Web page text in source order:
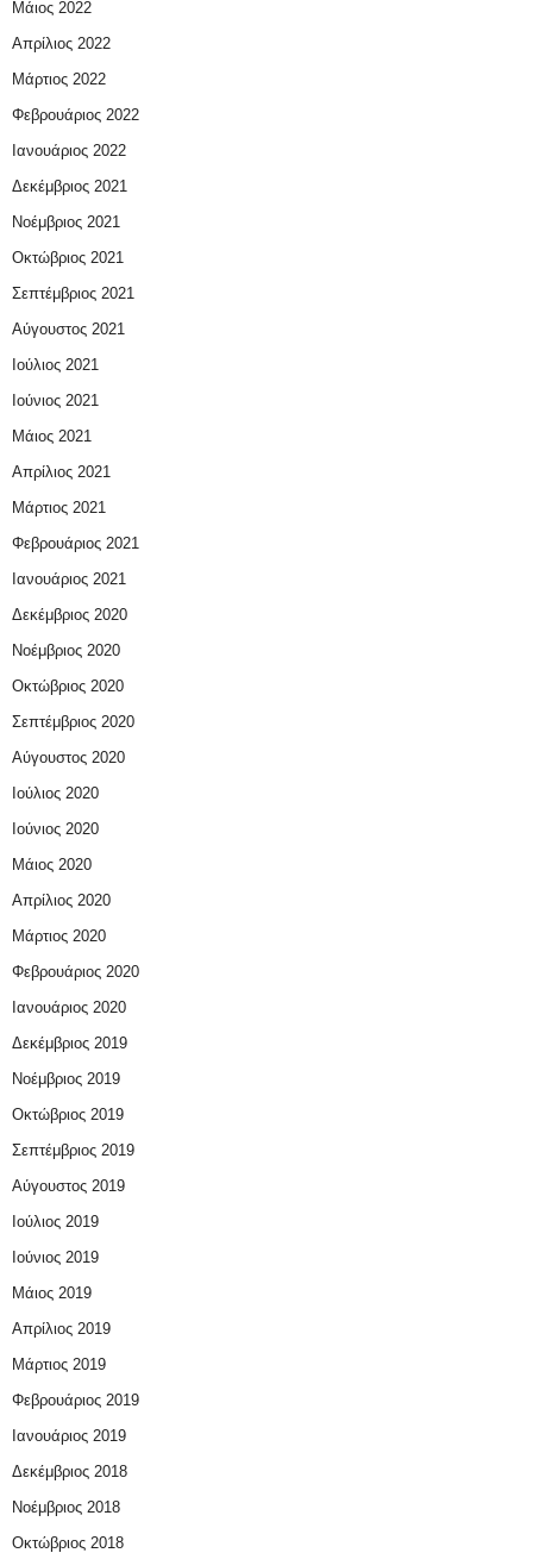
Μάιος 2022
Απρίλιος 2022
Μάρτιος 2022
Φεβρουάριος 2022
Ιανουάριος 2022
Δεκέμβριος 2021
Νοέμβριος 2021
Οκτώβριος 2021
Σεπτέμβριος 2021
Αύγουστος 2021
Ιούλιος 2021
Ιούνιος 2021
Μάιος 2021
Απρίλιος 2021
Μάρτιος 2021
Φεβρουάριος 2021
Ιανουάριος 2021
Δεκέμβριος 2020
Νοέμβριος 2020
Οκτώβριος 2020
Σεπτέμβριος 2020
Αύγουστος 2020
Ιούλιος 2020
Ιούνιος 2020
Μάιος 2020
Απρίλιος 2020
Μάρτιος 2020
Φεβρουάριος 2020
Ιανουάριος 2020
Δεκέμβριος 2019
Νοέμβριος 2019
Οκτώβριος 2019
Σεπτέμβριος 2019
Αύγουστος 2019
Ιούλιος 2019
Ιούνιος 2019
Μάιος 2019
Απρίλιος 2019
Μάρτιος 2019
Φεβρουάριος 2019
Ιανουάριος 2019
Δεκέμβριος 2018
Νοέμβριος 2018
Οκτώβριος 2018